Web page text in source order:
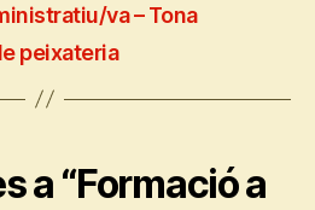
va – Tona
peixateria
a “Formació a